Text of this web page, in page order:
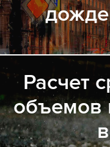
Расчет
объемов